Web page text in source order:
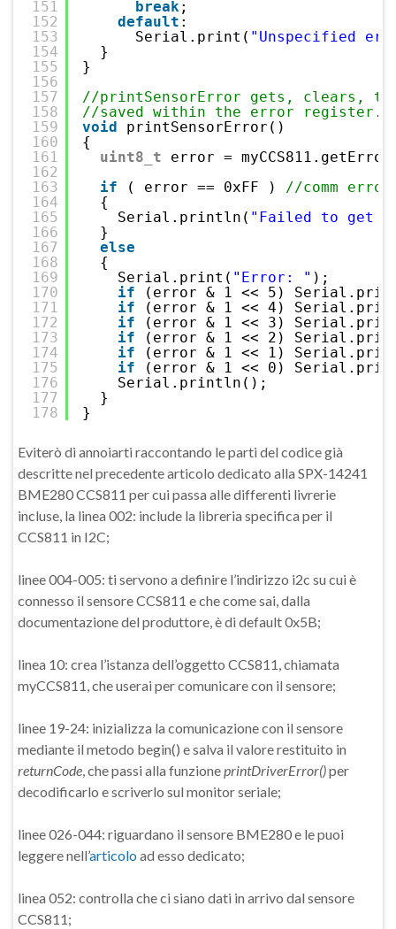
151
152
153
154
155
156
157
158
159
160
161
162
163
164
165
166
167
168
169
170
171
172
173
174
175
176
177
178
break;
default :
Serial.print( "Unspecified
}
}
//printSensorError gets, clears,
//saved within the error register.
void
printSensorError()
{
uint8_t
error =
if
( error == 0xFF ) //comm error
{
Serial.println( "Failed to get
}
else
{
Serial.print( "Error: " );
if
(error & 1 << 5)
if
(error & 1 << 4)
if
(error & 1 << 3)
if
(error & 1 << 2)
if
(error & 1 << 1)
if
(error & 1 << 0)
Serial.println();
}
}
Eviterò di annoiarti raccontando le parti del codice già
descritte nel precedente articolo dedicato alla SPX-14241
BME280 CCS811 per cui passa alle differenti livrerie
incluse, la linea 002: include la libreria specifica per il
CCS811 in I2C;
linee 004-005: ti servono a definire l’indirizzo i2c su cui è
connesso il sensore CCS811 e che come sai, dalla
documentazione del produttore, è di default 0x5B;
linea 10: crea l’istanza dell’oggetto CCS811, chiamata
myCCS811, che userai per comunicare con il sensore;
linee 19-24: inizializza la comunicazione con il sensore
mediante il metodo begin() e salva il valore restituito in
returnCode, che passi alla funzioneprintDriverError()per
decodificarlo e scriverlo sul monitor seriale;
linee 026-044: riguardano il sensore BME280 e le puoi
leggere nell’articolo ad esso dedicato;
linea 052: controlla che ci siano dati in arrivo dal sensore
CCS811;